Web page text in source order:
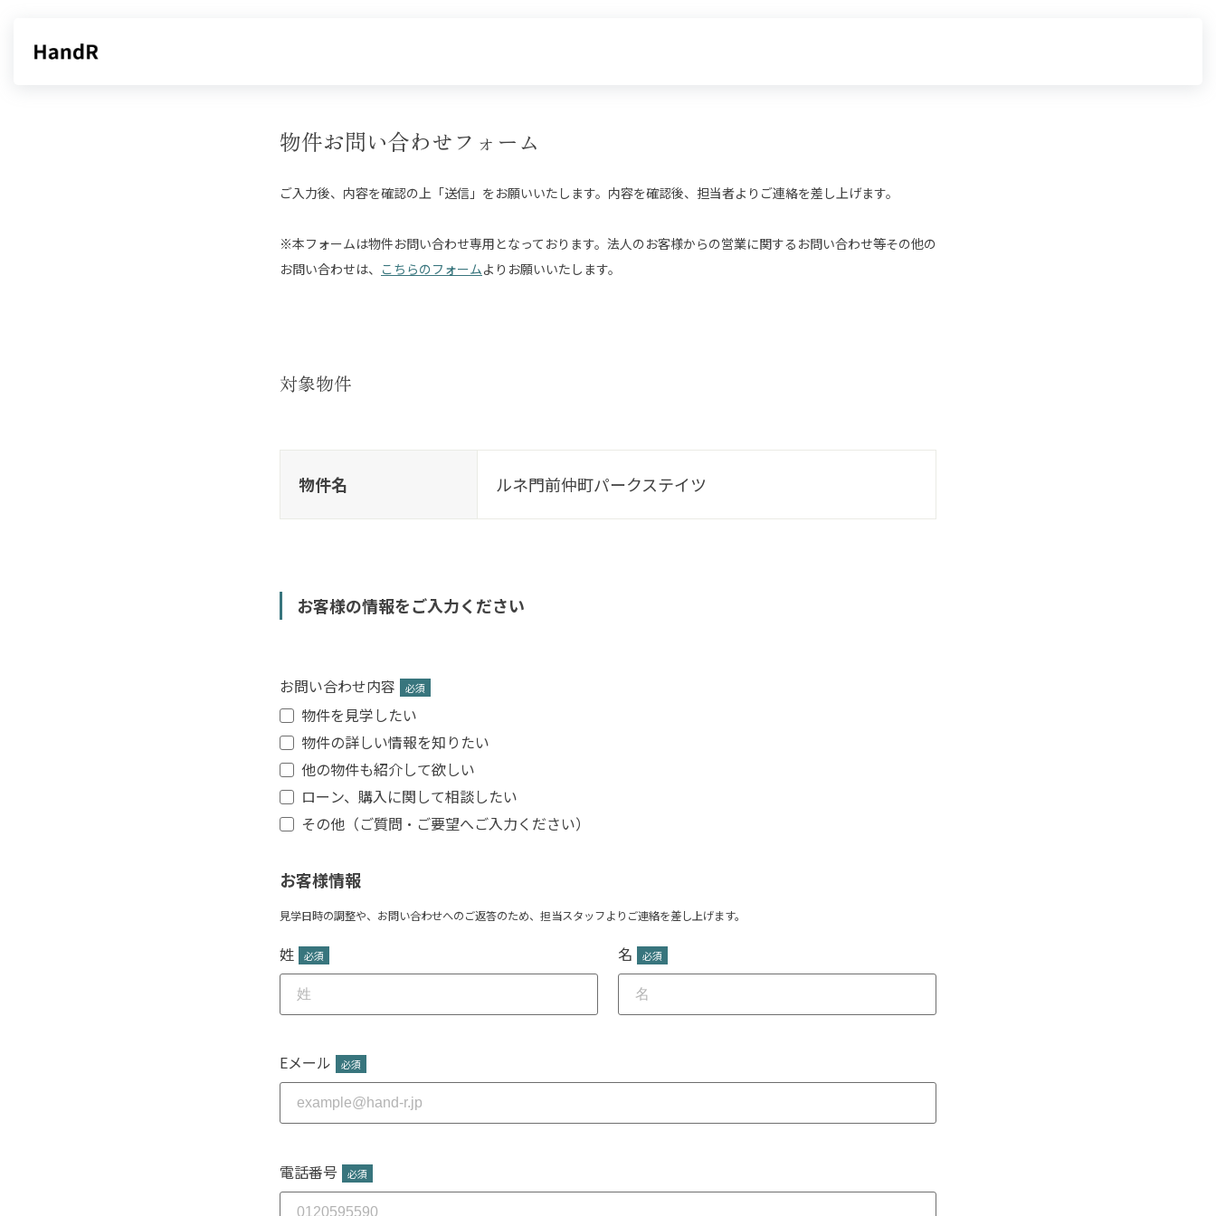
物件お問い合わせフォーム
ご入力後、内容を確認の上「送信」をお願いいたします。内容を確認後、担当者よりご連絡を差し上げます。
※本フォームは物件お問い合わせ専用となっております。法人のお客様からの営業に関するお問い合わせ等その他の
お問い合わせは、 こちらのフォームよりお願いいたします。
対象物件
物件名 ルネ門前仲町パークステイツ
お客様の情報をご入力ください
お問い合わせ内容
物件を見学したい
物件の詳しい情報を知りたい
他の物件も紹介して欲しい
ローン、購入に関して相談したい
その他（ご質問・ご要望へご入力ください）
お客様情報
見学日時の調整や、お問い合わせへのご返答のため、担当スタッフよりご連絡を差し上げます。
姓 名
Eメール
電話番号